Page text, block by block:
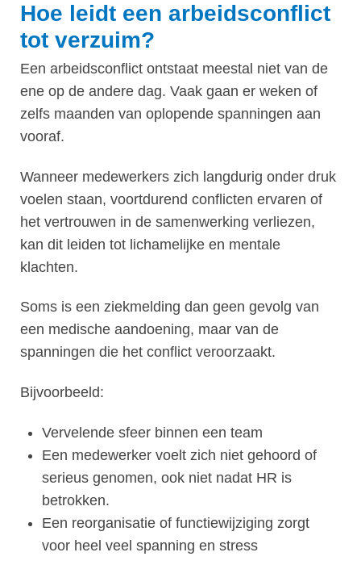
Hoe leidt een arbeidsconflict
tot verzuim?
Een arbeidsconflict ontstaat meestal niet van de
ene op de andere dag. Vaak gaan er weken of
zelfs maanden van oplopende spanningen aan
vooraf.
Wanneer medewerkers zich langdurig onder druk
voelen staan, voortdurend conflicten ervaren of
het vertrouwen in de samenwerking verliezen,
kan dit leiden tot lichamelijke en mentale
klachten.
Soms is een ziekmelding dan geen gevolg van
een medische aandoening, maar van de
spanningen die het conflict veroorzaakt.
Bijvoorbeeld:
​Vervelende sfeer binnen een team
Een medewerker voelt zich niet gehoord of
serieus genomen, ook niet nadat HR is
betrokken.
Een reorganisatie of functiewijziging zorgt
voor heel veel spanning en stress